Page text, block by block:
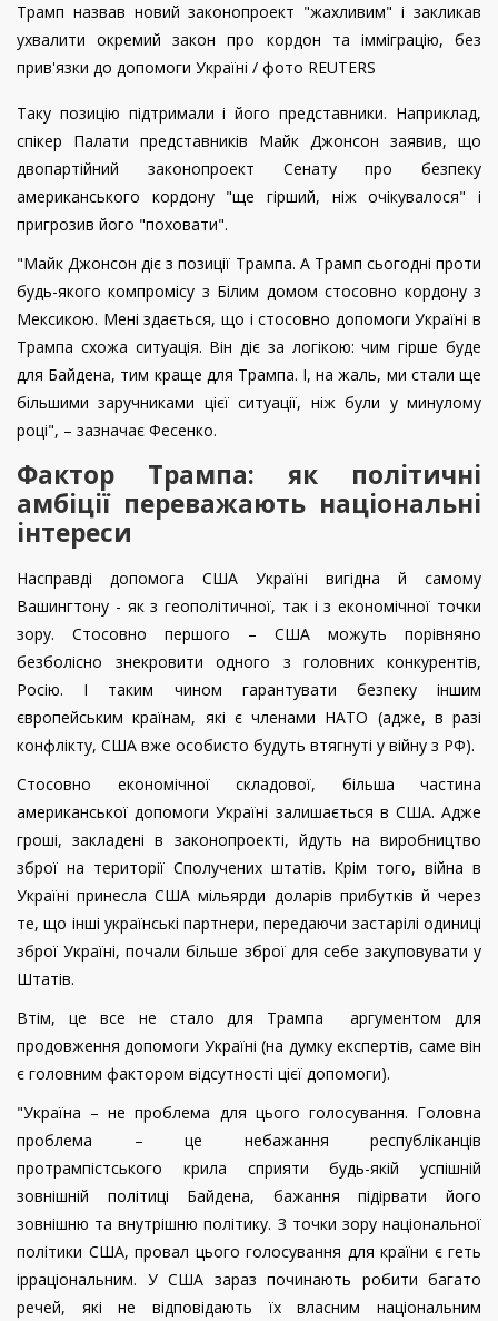
Трамп назвав новий законопроект "жахливим" і закликав
ухвалити окремий закон про кордон та імміграцію, без
прив'язки до допомоги Україні / фото REUTERS
Таку позицію підтримали і його представники. Наприклад,
спікер Палати представників Майк Джонсон заявив, що
двопартійний законопроект Сенату про безпеку
американського кордону "ще гірший, ніж очікувалося" і
пригрозив його "поховати".
"Майк Джонсон діє з позиції Трампа. А Трамп сьогодні проти
будь-якого компромісу з Білим домом стосовно кордону з
Мексикою. Мені здається, що і стосовно допомоги Україні в
Трампа схожа ситуація. Він діє за логікою: чим гірше буде
для Байдена, тим краще для Трампа. І, на жаль, ми стали ще
більшими заручниками цієї ситуації, ніж були у минулому
році", – зазначає Фесенко.
Фактор Трампа: як політичні
амбіції переважають національні
інтереси
Насправді допомога США Україні вигідна й самому
Вашингтону - як з геополітичної, так і з економічної точки
зору. Стосовно першого – США можуть порівняно
безболісно знекровити одного з головних конкурентів,
Росію. І таким чином гарантувати безпеку іншим
європейським країнам, які є членами НАТО (адже, в разі
конфлікту, США вже особисто будуть втягнуті у війну з РФ).
Стосовно економічної складової, більша частина
американської допомоги Україні залишається в США. Адже
гроші, закладені в законопроекті, йдуть на виробництво
зброї на території Сполучених штатів. Крім того, війна в
Україні принесла США мільярди доларів прибутків й через
те, що інші українські партнери, передаючи застарілі одиниці
зброї Україні, почали більше зброї для себе закуповувати у
Штатів.
Втім, це все не стало для Трампа аргументом для
продовження допомоги Україні (на думку експертів, саме він
є головним фактором відсутності цієї допомоги).
"Україна – не проблема для цього голосування. Головна
проблема – це небажання республіканців
протрампістського крила сприяти будь-якій успішній
зовнішній політиці Байдена, бажання підірвати його
зовнішню та внутрішню політику. З точки зору національної
політики США, провал цього голосування для країни є геть
ірраціональним. У США зараз починають робити багато
речей, які не відповідають їх власним національним